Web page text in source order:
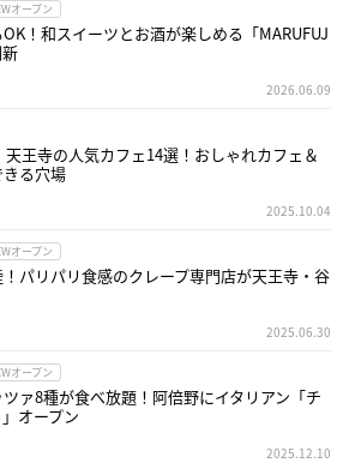
オープン
！和スイーツとお酒が楽しめる「MARUFUJ
2026.06.09
天王寺の人気カフェ14選！おしゃれカフェ＆
る穴場
2025.10.04
オープン
パリパリ食感のクレープ専門店が天王寺・谷
2025.06.30
オープン
ァ8種が食べ放題！阿倍野にイタリアン「チ
オープン
2025.12.10